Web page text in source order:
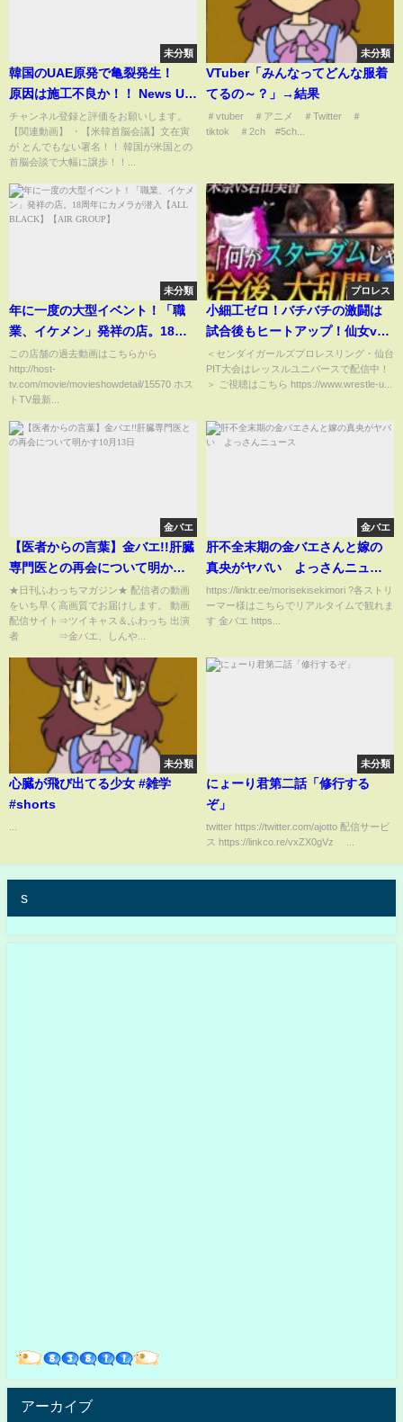
未分類
韓国のUAE原発で亀裂発生！
原因は施工不良か！！ News U S
より
チャンネル登録と評価をお願いします。
【関連動画】 ・【米韓首脳会議】文在寅
が とんでもない署名！！ 韓国が米国との
首脳会談で大幅に譲歩！！...
未分類
VTuber「みんなってどんな服着
てるの～？」→結果
＃vtuber ＃アニメ ＃Twitter ＃
tiktok ＃2ch #5ch...
未分類
年に一度の大型イベント！「職
業、イケメン」発祥の店。18周
年にカメラが潜入【ALL
BLACK】【AIR GROUP】
この店舗の過去動画はこちらから
http://host-
tv.com/movie/movieshowdetail/15570 ホス
トTV最新...
プロレス
小細工ゼロ！バチバチの激闘は
試合後もヒートアップ！仙女vs
スターダム＜★シングルマッチ
＞岩田美香vs白川未奈＜センダ
イガールズプロレスリング・仙
で配信中！＞
＜センダイガールズプロレスリング・仙台
PIT大会はレッスルユニバースで配信中！
＞ ご視聴はこちら https://www.wrestle-u...
金バエ
【医者からの言葉】金バエ!!肝臓
専門医との再会について明かす
10月13日
★日刊ふわっちマガジン★ 配信者の動画
をいち早く高画質でお届けします。 動画
配信サイト⇒ツイキャス＆ふわっち 出演
者 ⇒金バエ、しんや...
金バエ
肝不全末期の金バエさんと嫁の
真央がヤバい よっさんニュー
ス
https://linktr.ee/morisekisekimori ?各ストリ
ーマー様はこちらでリアルタイムで観れま
す 金バエ https...
未分類
心臓が飛び出てる少女 #雑学
#shorts
未分類
にょーり君第二話「修行する
ぞ」
twitter https://twitter.com/ajotto 配信サービ
ス https://linkco.re/vxZX0gVz ...
s
アーカイブ